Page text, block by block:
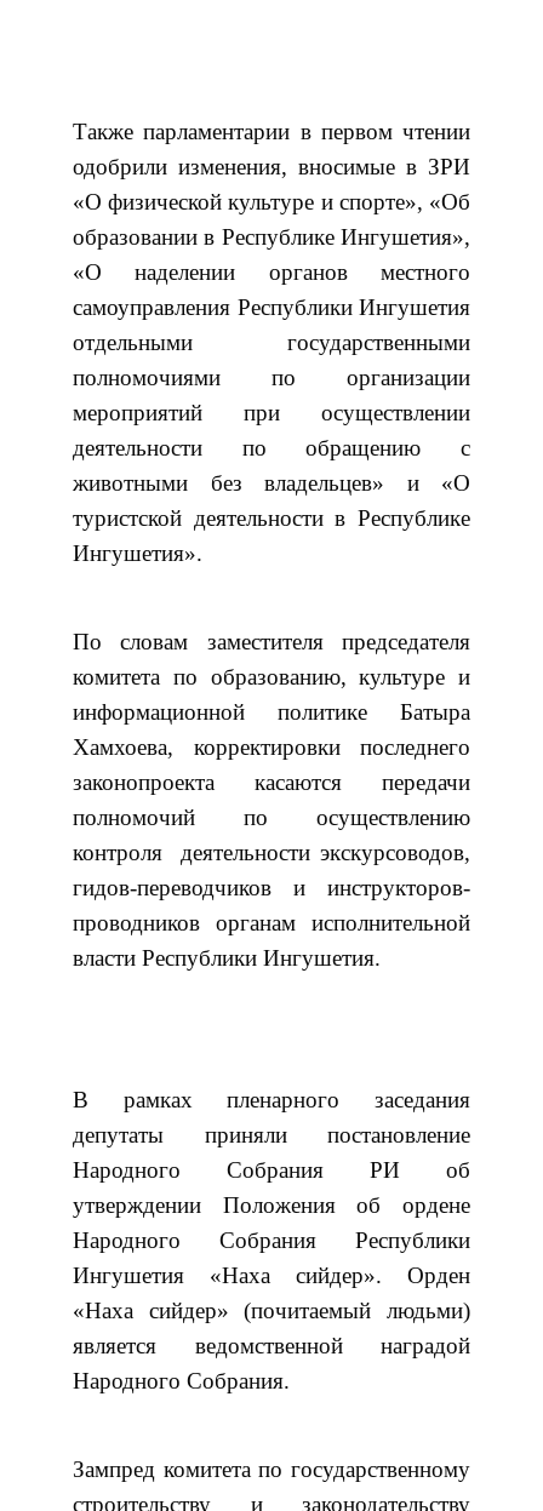
Также парламентарии в первом чтении
одобрили изменения, вносимые в ЗРИ
«О физической культуре и спорте», «Об
образовании в Республике Ингушетия»,
«О наделении органов местного
самоуправления Республики Ингушетия
отдельными государственными
полномочиями по организации
мероприятий при осуществлении
деятельности по обращению с
животными без владельцев» и «О
туристской деятельности в Республике
Ингушетия».
По словам заместителя председателя
комитета по образованию, культуре и
информационной политике Батыра
Хамхоева, корректировки последнего
законопроекта касаются передачи
полномочий по осуществлению
контроля деятельности экскурсоводов,
гидов-переводчиков и инструкторов-
проводников органам исполнительной
власти Республики Ингушетия.
В рамках пленарного заседания
депутаты приняли постановление
Народного Собрания РИ об
утверждении Положения об ордене
Народного Собрания Республики
Ингушетия «Наха сийдер». Орден
«Наха сийдер» (почитаемый людьми)
является ведомственной наградой
Народного Собрания.
Зампред комитета по государственному
строительству и законодательству